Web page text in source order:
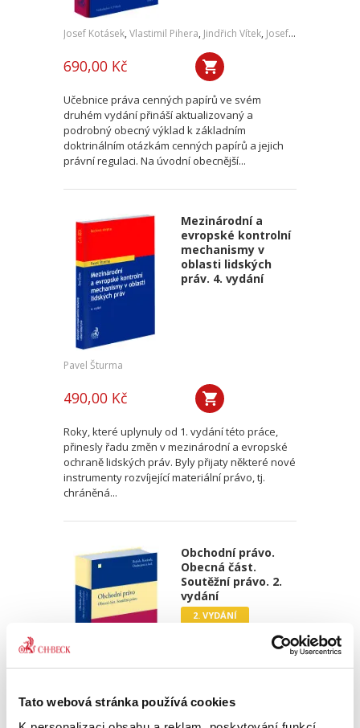
Tato webová stránka používá cookies
Josef Kotásek, Vlastimil Pihera, Jindřich Vítek, Josef Kříž
690,00 Kč
Učebnice práva cenných papírů ve svém
druhém vydání přináší aktualizovaný a
podrobný obecný výklad k základním
doktrinálním otázkám cenných papírů a jejich
právní regulaci. Na úvodní obecnější...
Mezinárodní a
evropské kontrolní
mechanismy v
oblasti lidských
práv. 4. vydání
Pavel Šturma
490,00 Kč
Roky, které uplynuly od 1. vydání této práce,
přinesly řadu změn v mezinárodní a evropské
ochraně lidských práv. Byly přijaty některé nové
instrumenty rozvíjející materiální právo, tj.
chráněná...
Obchodní právo.
Obecná část.
Soutěžní právo. 2.
vydání
2. VYDÁNÍ
Josef Bejček,Josef Kotásek, Dana Ondrejová